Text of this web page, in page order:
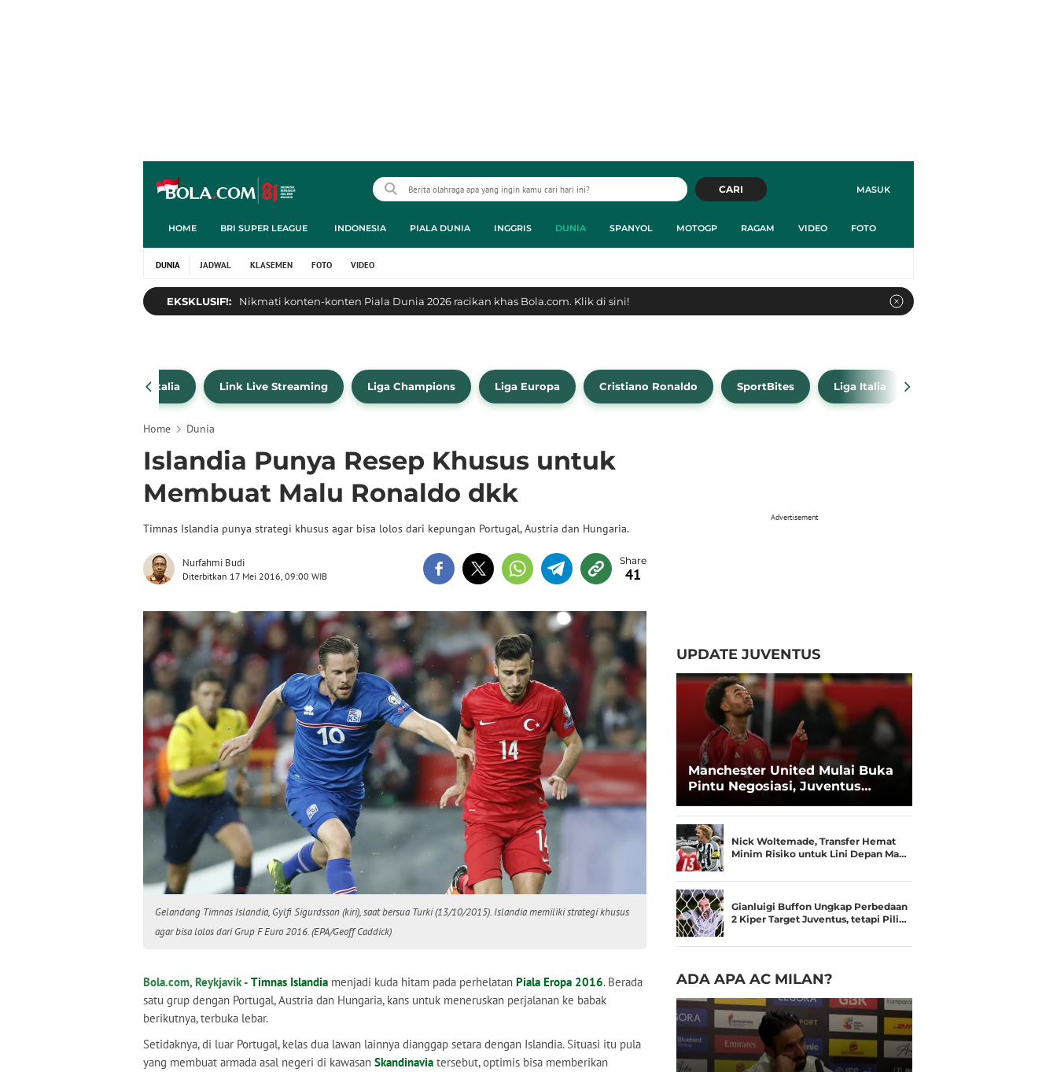
MASUK
CARI
HOME BRI SUPER LEAGUE INDONESIA PIALA DUNIA INGGRIS DUNIA SPANYOL MOTOGP RAGAM VIDEO FOTO
DUNIA JADWAL KLASEMEN FOTO VIDEO
EKSKLUSIF!: Nikmati konten-konten Piala Dunia 2026 racikan khas Bola.com. Klik di sini!
Liga Italia Link Live Streaming Liga Champions Liga Europa Cristiano Ronaldo SportBites Liga Italia
Home Dunia
Islandia Punya Resep Khusus untuk
Membuat Malu Ronaldo dkk
Timnas Islandia punya strategi khusus agar bisa lolos dari kepungan Portugal, Austria dan Hungaria.
Nurfahmi Budi
Diterbitkan 17 Mei 2016, 09:00 WIB 41
Gelandang Timnas Islandia, Gylfi Sigurdsson (kiri), saat bersua Turki (13/10/2015). Islandia memiliki strategi khusus
agar bisa lolos dari Grup F Euro 2016. (EPA/Geoff Caddick)
Bola.com, Reykjavík - Timnas Islandia menjadi kuda hitam pada perhelatan Piala Eropa 2016. Berada
satu grup dengan Portugal, Austria dan Hungaria, kans untuk meneruskan perjalanan ke babak
berikutnya, terbuka lebar.
Setidaknya, di luar Portugal, kelas dua lawan lainnya dianggap setara dengan Islandia. Situasi itu pula
yang membuat armada asal negeri di kawasan Skandinavia tersebut, optimis bisa memberikan
Advertisement
UPDATE JUVENTUS
Manchester United Mulai Buka
Pintu Negosiasi, Juventus
Zirkzee
Nick Woltemade, Transfer Hemat
Minim Risiko untuk Lini Depan Ma…
Gianluigi Buffon Ungkap Perbedaan
2 Kiper Target Juventus, tetapi Pili…
ADA APA AC MILAN?